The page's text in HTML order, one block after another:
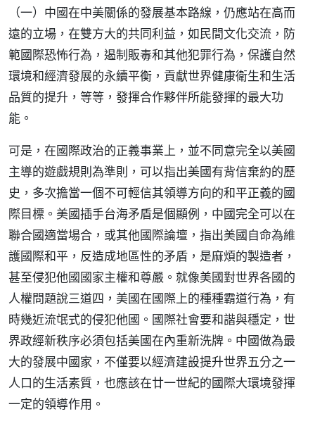
（一）中國在中美關係的發展基本路線，仍應站在高而
遠的立場，在雙方大的共同利益，如民間文化交流，防
範國際恐怖行為，遏制販毒和其他犯罪行為，保護自然
環境和經濟發展的永續平衡，貢獻世界健康衛生和生活
品質的提升，等等，發揮合作夥伴所能發揮的最大功
能。
可是，在國際政治的正義事業上，並不同意完全以美國
主導的遊戲規則為準則，可以指出美國有背信棄約的歷
史，多次擔當一個不可輕信其領導方向的和平正義的國
際目標。美國插手台海矛盾是個顯例，中國完全可以在
聯合國適當場合，或其他國際論壇，指出美國自命為維
護國際和平，反造成地區性的矛盾，是麻煩的製造者，
甚至侵犯他國國家主權和尊嚴。就像美國對世界各國的
人權問題說三道四，美國在國際上的種種霸道行為，有
時幾近流氓式的侵犯他國。國際社會要和諧與穩定，世
界政經新秩序必須包括美國在內重新洗牌。中國做為最
大的發展中國家，不僅要以經濟建設提升世界五分之一
人口的生活素質，也應該在廿一世紀的國際大環境發揮
一定的領導作用。